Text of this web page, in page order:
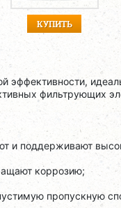
КУПИТЬ
эффективности,
фильтрующих
и поддерживают
коррозию;
пропускную